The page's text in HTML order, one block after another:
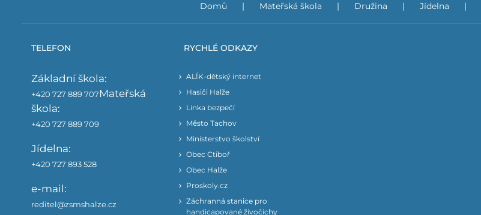
Domů Mateřská škola Družina Jídelna
TELEFON
Základní škola:
+420 727 889 707Mateřská
škola:
+420 727 889 709
Jídelna:
+420 727 893 528
e-mail:
reditel@zsmshalze.cz
RYCHLÉ ODKAZY
ALÍK-dětský internet
Hasiči Halže
Linka bezpečí
Město Tachov
Ministerstvo školství
Obec Ctiboř
Obec Halže
Proskoly.cz
Záchranná stanice pro
handicapované živočichy